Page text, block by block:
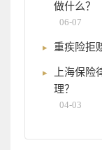
做什么？
06-07
重疾险拒
上海保险
理？
04-03